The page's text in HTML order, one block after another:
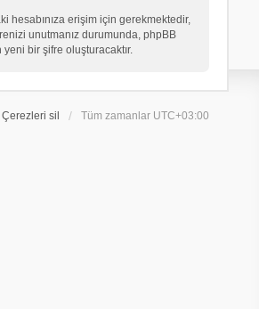
hesabınıza erişim için gerekmektedir,
unutmanız durumunda, phpBB
yeni bir şifre oluşturacaktır.
Çerezleri sil Tüm zamanlar UTC+03:00